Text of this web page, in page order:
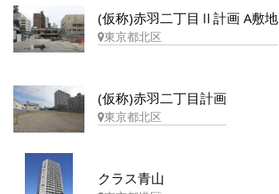
(仮称)赤羽二丁目Ⅱ計画 A敷地
東京都北区
(仮称)赤羽二丁目計画
東京都北区
クラス青山